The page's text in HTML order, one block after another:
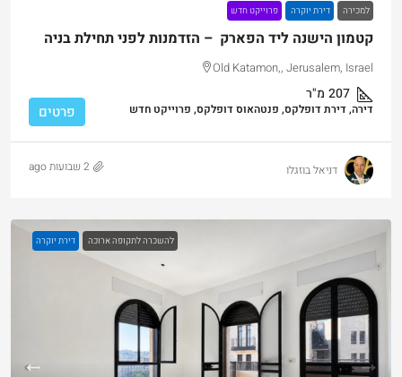
למכירה דירת יוקרה פרוייקט חדש
קטמון הישנה ליד הפארק – הזדמנות לפני תחילת בניה
Old Katamon,, Jerusalem, Israel
207 מ"ר
דירה, דירת דופלקס, פנטהאוס דופלקס, פרוייקט חדש פרטים
דניאל בוזגלו 2 שבועות ago
להשכרה לתקופה ארוכה דירת יוקרה